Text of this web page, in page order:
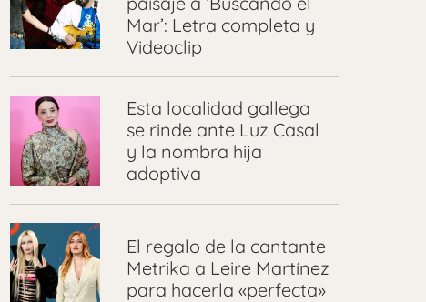
Mar’: Letra completa y
Videoclip
Esta localidad gallega
se rinde ante Luz Casal
y la nombra hija
adoptiva
El regalo de la cantante
Metrika a Leire Martínez
para hacerla «perfecta»